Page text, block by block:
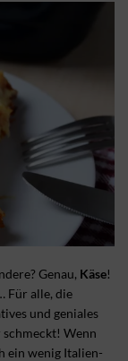
Genau, Käse!
Für alle, die
und geniales
schmeckt! Wenn
ein wenig Italien-